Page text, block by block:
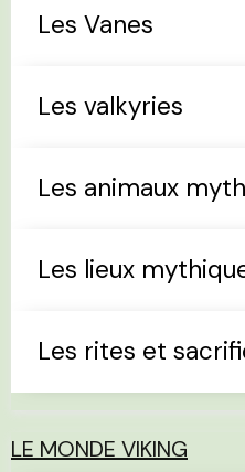
Les Vanes
Les valkyries
Les animaux
Les lieux
Les rites et
LE MONDE VIKING